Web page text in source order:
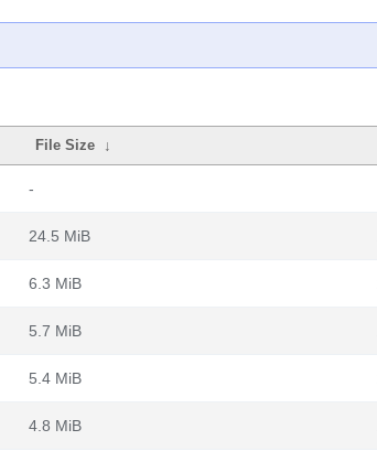
File Size ↓
-
24.5 MiB
6.3 MiB
5.7 MiB
5.4 MiB
4.8 MiB